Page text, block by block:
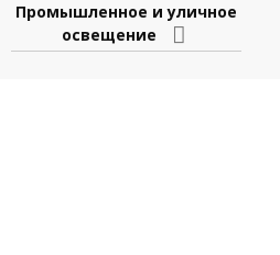
Промышленное и уличное
освещение